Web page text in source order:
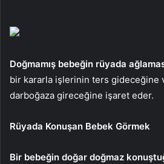
Doğmamış bebeğin rüyada
bir kararla işlerinin ters gideceğine
darboğaza gireceğine işaret eder.
Rüyada Konuşan Bebek Görmek
Bir bebeğin doğar doğmaz